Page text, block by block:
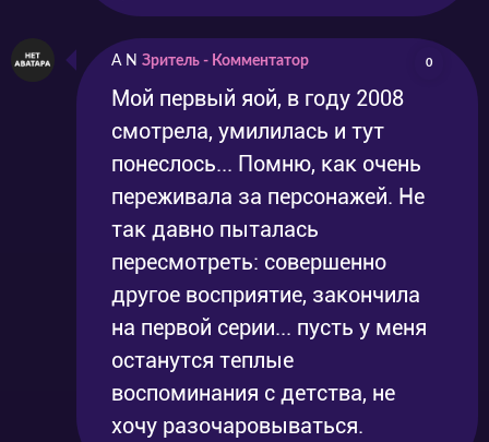
A N Зритель - Комментатор 0
Мой первый яой, в году 2008
смотрела, умилилась и тут
понеслось... Помню, как очень
переживала за персонажей. Не
так давно пыталась
пересмотреть: совершенно
другое восприятие, закончила
на первой серии... пусть у меня
останутся теплые
воспоминания с детства, не
хочу разочаровываться.